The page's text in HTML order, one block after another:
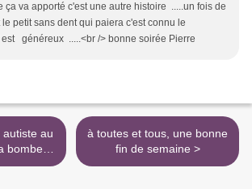
ça va apporté c'est une autre histoire .....un fois de
petit sans dent qui paiera c'est connu le
est généreux .....<br /> bonne soirée Pierre
bombe à
menace
à toutes et tous, une bonne
fin de semaine >